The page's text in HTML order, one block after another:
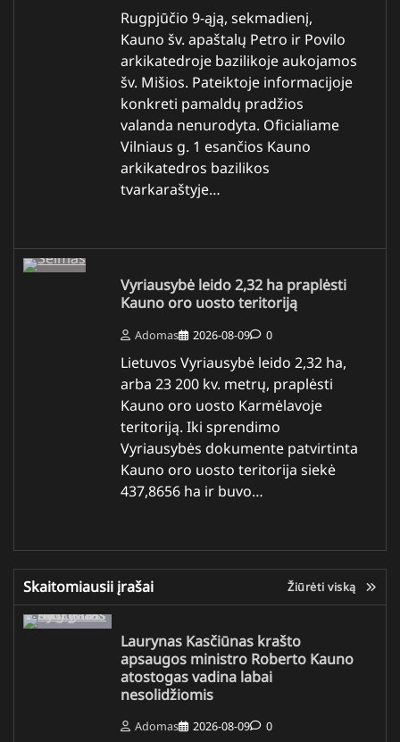
Rugpjūčio 9-ąją, sekmadienį,
Kauno šv. apaštalų Petro ir Povilo
arkikatedroje bazilikoje aukojamos
šv. Mišios. Pateiktoje informacijoje
konkreti pamaldų pradžios
valanda nenurodyta. Oficialiame
Vilniaus g. 1 esančios Kauno
arkikatedros bazilikos
tvarkaraštyje…
Vyriausybė leido 2,32 ha praplėsti
Kauno oro uosto teritoriją
Adomas 2026-08-09 0
Lietuvos Vyriausybė leido 2,32 ha,
arba 23 200 kv. metrų, praplėsti
Kauno oro uosto Karmėlavoje
teritoriją. Iki sprendimo
Vyriausybės dokumente patvirtinta
Kauno oro uosto teritorija siekė
437,8656 ha ir buvo…
Skaitomiausii įrašai Žiūrėti viską
Laurynas Kasčiūnas krašto
apsaugos ministro Roberto Kauno
atostogas vadina labai
nesolidžiomis
Adomas 2026-08-09 0